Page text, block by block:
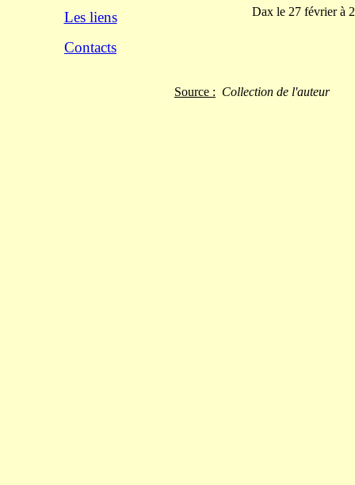
Les liens
Contacts
Dax le 27 février à
Source : Collection de l'auteur